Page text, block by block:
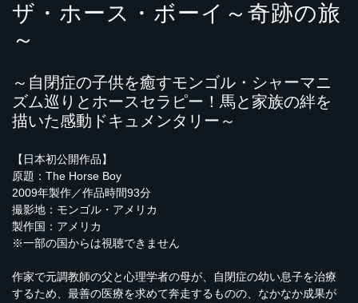
ザ・ホース・ボーイ～奇跡の旅
～
～自閉症の子供を癒すモンゴル・シャーマニ
ズム巡りとホースセラピー！馬と家族の絆を
描いた感動ドキュメンタリー～
【日本初公開作品】
原題：The Horse Boy
2009年製作／作品時間93分
撮影地：モンゴル・アメリカ
製作国：アメリカ
※一部の国からは視聴できません
作家で元調教師の父と心理学者の母が、自閉症の幼い息子を治療
するため、最善の医療を求めて奔走するものの、なかなか成果が